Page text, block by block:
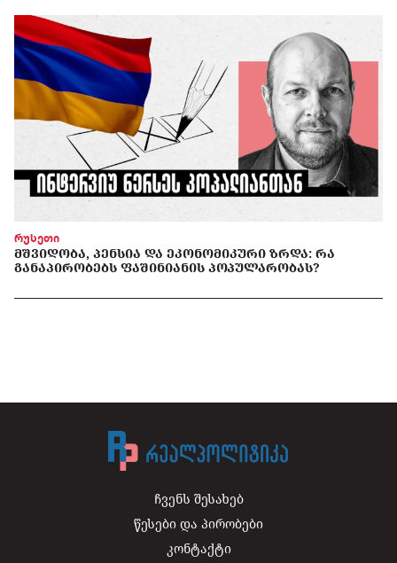
რუსეთი
ᲛᲨᲕᲘᲓᲝᲑᲐ, ᲞᲔᲜᲡᲘᲐ ᲓᲐ ᲔᲙᲝᲜᲝᲛᲘᲙᲣᲠᲘ ᲖᲠᲓᲐ: ᲠᲐ
ᲒᲐᲜᲐᲞᲘᲠᲝᲑᲔᲑᲡ ᲤᲐᲨᲘᲜᲘᲐᲜᲘᲡ ᲞᲝᲞᲣᲚᲐᲠᲝᲑᲐᲡ?
ჩვენს შესახებ
წესები და პირობები
კონტაქტი